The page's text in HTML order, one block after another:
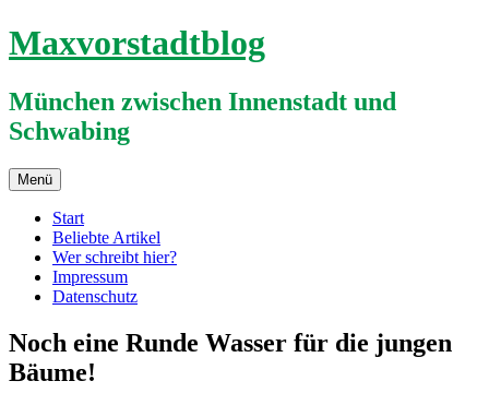
Zum
Inhalt
Maxvorstadtblog
München zwischen Innenstadt und
Schwabing
Menü
Start
Beliebte Artikel
Wer schreibt hier?
Impressum
Datenschutz
Noch eine Runde Wasser für die jungen
Bäume!